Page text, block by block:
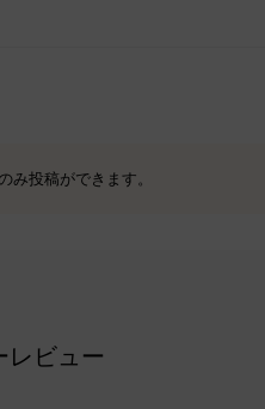
み投稿ができます。
レビュー